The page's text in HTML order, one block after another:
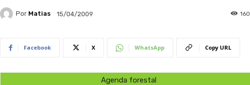
Por Matias 15/04/2009 160
Facebook X WhatsApp Copy URL
Agenda forestal